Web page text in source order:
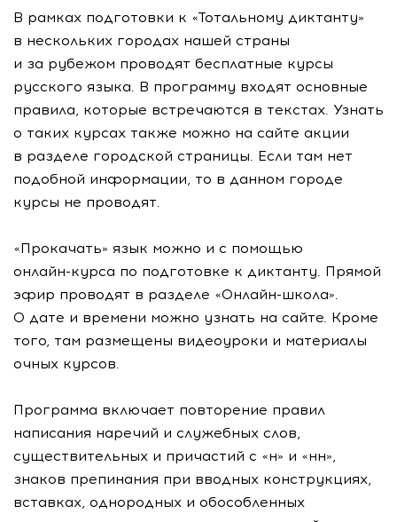
В рамках подготовки к «Тотальному диктанту»
в нескольких городах нашей страны
и за рубежом проводят бесплатные курсы
русского языка. В программу входят основные
правила, которые встречаются в текстах. Узнать
о таких курсах также можно на сайте акции
в разделе городской страницы. Если там нет
подобной информации, то в данном городе
курсы не проводят.
«Прокачать» язык можно и с помощью
онлайн-курса по подготовке к диктанту. Прямой
эфир проводят в разделе «Онлайн-школа».
О дате и времени можно узнать на сайте. Кроме
того, там размещены видеоуроки и материалы
очных курсов.
Программа включает повторение правил
написания наречий и служебных слов,
существительных и причастий с «н» и «нн»,
знаков препинания при вводных конструкциях,
вставках, однородных и обособленных